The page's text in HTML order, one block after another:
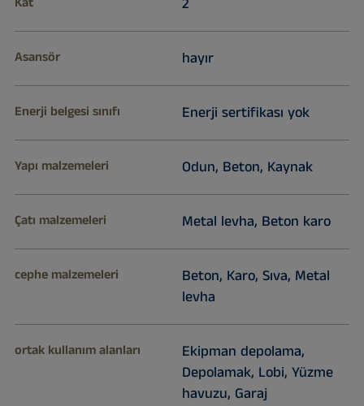
2
Asansör hayır
Enerji belgesi sınıfı Enerji sertifikası yok
Yapı malzemeleri Odun, Beton, Kaynak
Çatı malzemeleri Metal levha, Beton karo
cephe malzemeleri
Beton, Karo, Sıva, Metal
levha
ortak kullanım alanları
Ekipman depolama,
Depolamak, Lobi, Yüzme
havuzu, Garaj